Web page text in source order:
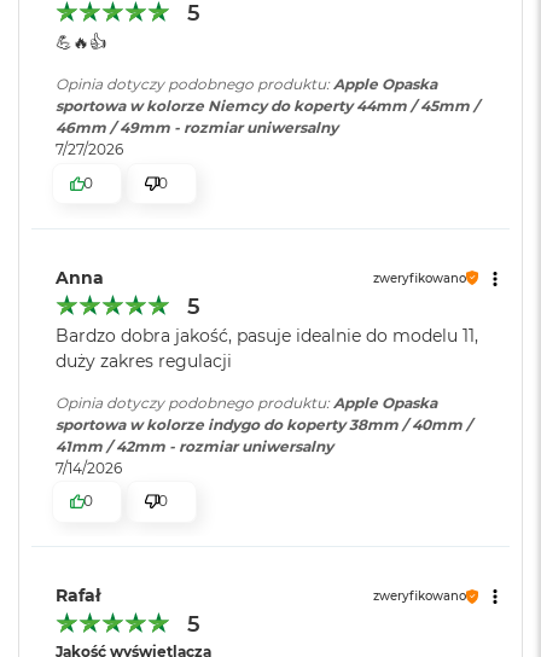
B
o
k
A
i
r
y
c
w
a
o
ś
w
i
a
M
c
5
💪🔥👍️
Opinia dotyczy podobnego produktu:Apple Opaska
sportowa w kolorze Niemcy do koperty 44mm / 45mm /
46mm / 49mm - rozmiar uniwersalny
7/27/2026
0
0
Anna zweryfikowano
5
Bardzo dobra jakość, pasuje idealnie do modelu 11,
duży zakres regulacji
Opinia dotyczy podobnego produktu: Apple Opaska
sportowa w kolorze indygo do koperty 38mm / 40mm /
41mm / 42mm - rozmiar uniwersalny
7/14/2026
0
0
Rafał zweryfikowano
5
Jakość wyświetlacza